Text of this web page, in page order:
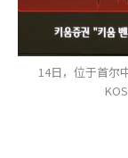
14日，位于首尔